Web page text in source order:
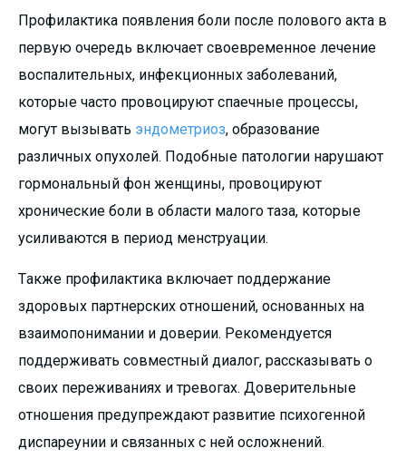
Профилактика появления боли после полового акта в
первую очередь включает своевременное лечение
воспалительных, инфекционных заболеваний,
которые часто провоцируют спаечные процессы,
могут вызывать эндометриоз, образование
различных опухолей. Подобные патологии нарушают
гормональный фон женщины, провоцируют
хронические боли в области малого таза, которые
усиливаются в период менструации.
Также профилактика включает поддержание
здоровых партнерских отношений, основанных на
взаимопонимании и доверии. Рекомендуется
поддерживать совместный диалог, рассказывать о
своих переживаниях и тревогах. Доверительные
отношения предупреждают развитие психогенной
диспареунии и связанных с ней осложнений.